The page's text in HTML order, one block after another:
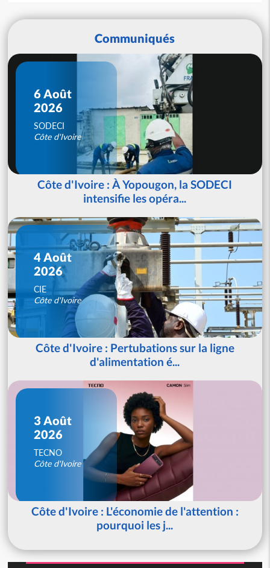
Communiqués
6 Août
2026
SODECI
Côte d'Ivoire
Côte d'Ivoire : À Yopougon, la SODECI
intensifie les opéra...
4 Août
2026
CIE
Côte d'Ivoire
Côte d'Ivoire : Pertubations sur la ligne
d'alimentation é...
3 Août
2026
TECNO
Côte d'Ivoire
Côte d'Ivoire : L'économie de l'attention :
pourquoi les j...